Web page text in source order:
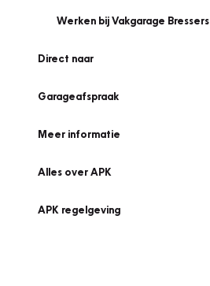
Werken bij Vakgarage Bressers
Direct naar
Garageafspraak
Meer informatie
Alles over APK
APK regelgeving